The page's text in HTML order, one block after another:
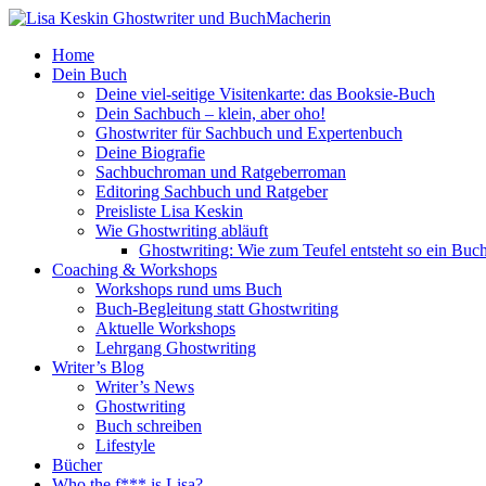
Home
Dein Buch
Deine viel-seitige Visitenkarte: das Booksie-Buch
Dein Sachbuch – klein, aber oho!
Ghostwriter für Sachbuch und Expertenbuch
Deine Biografie
Sachbuchroman und Ratgeberroman
Editoring Sachbuch und Ratgeber
Preisliste Lisa Keskin
Wie Ghostwriting abläuft
Ghostwriting: Wie zum Teufel entsteht so ein
Coaching & Workshops
Workshops rund ums Buch
Buch-Begleitung statt Ghostwriting
Aktuelle Workshops
Lehrgang Ghostwriting
Writer’s Blog
Writer’s News
Ghostwriting
Buch schreiben
Lifestyle
Bücher